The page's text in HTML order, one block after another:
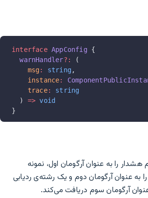
interface AppConfig {
  warnHandler
?:
(
    msg
: string,
    instance
:
    trace
:
string
  )
=> void
}
هشدار را به عنوان آرگومان اول، نمونه
به عنوان آرگومان دوم و یک رشته‌ی ردیابی
آرگومان سوم دریافت می‌کند.